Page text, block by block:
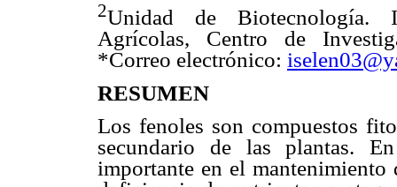
2Unidad de Biotecnología.
Agrícolas, Centro de
*Correo electrónico:
RESUMEN
Los fenoles son compuestos
secundario de las plantas.
importante en el mantenimiento